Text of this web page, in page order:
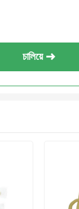
চালিয়ে